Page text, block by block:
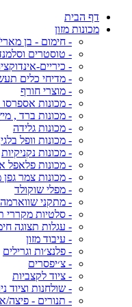
דף הבית
מכונות מזון
- חימום - בן
- טוסטרים
- כיריים-
- מדיחי כלים
- מוצרי חורף
- מכונות אספרסו
- מכונות ברד ,
- מכונות גלידה
- מכונות וופל
- מכונות נקניקיות
- מכונות פלאפל
- מכונות צמר גפן
- מפלי שוקולד
- מתקני שווארמה
- סלטיות מקררי
- עגלות תצוגה
- עיבוד מזון
- פלנצ׳ות וגרילים
- צ׳יפסרים
- ציוד לקצביות
- שולחנות וציוד
- תנורים - פיצה/